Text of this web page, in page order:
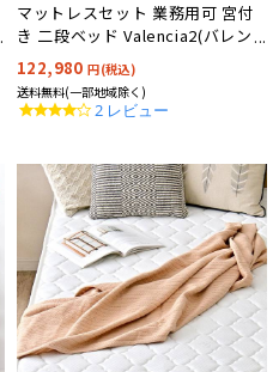
マットレスセット 業務用可 宮付
き 二段ベッド Valencia2(バレン
シア2) 耐荷重900kg
122,980円(税込)
送料無料(一部地域除く)
4.0
2 レビュー